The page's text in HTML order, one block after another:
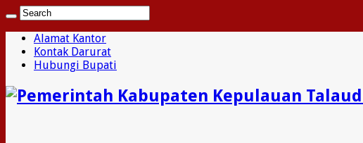
Alamat Kantor
Kontak Darurat
Hubungi Bupati